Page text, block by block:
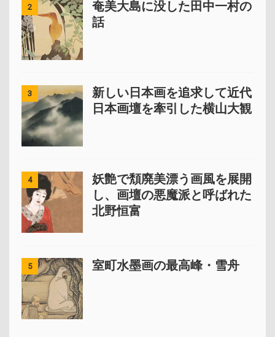
2
奄美大島に没した田中一村の
話
3
新しい日本画を追求して近代
日本画壇を牽引した横山大観
4
妖艶で頽廃美漂う画風を展開
し、画壇の悪魔派と呼ばれた
北野恒富
5 室町水墨画の最高峰・雪舟